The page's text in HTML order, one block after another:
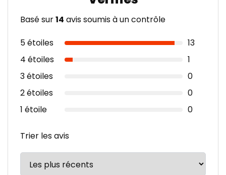
Basé sur14 avis soumis à un contrôle
5 étoiles
13
4 étoiles
1
3 étoiles
0
2 étoiles
0
1 étoile
0
Trier les avis